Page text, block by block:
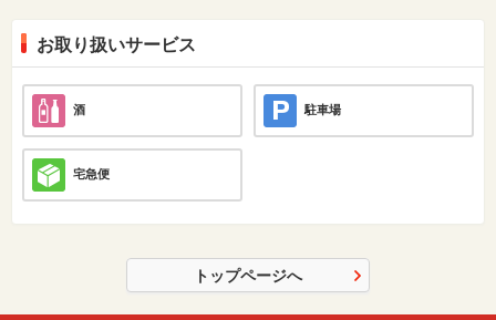
お取り扱いサービス
酒 駐車場
宅急便
トップページへ